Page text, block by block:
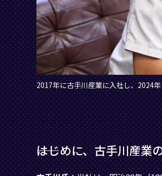
2017年に古手川産業に入社し、2024
――はじめに、古手川産